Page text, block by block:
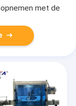
met de